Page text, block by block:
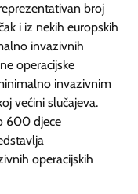
broj
i iz nekih europskih
invazivnih
operacijske
invazivnim
većini slučajeva.
600 djece
operacijskih